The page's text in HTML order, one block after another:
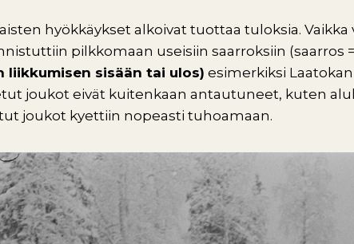
hyökkäykset alkoivat tuottaa tuloksia.
pilkkomaan useisiin saarroksiin (saarros =
liikkumisen sisään tai ulos) esimerkiksi
joukot eivät kuitenkaan antautuneet, kuten
joukot kyettiin nopeasti tuhoamaan.